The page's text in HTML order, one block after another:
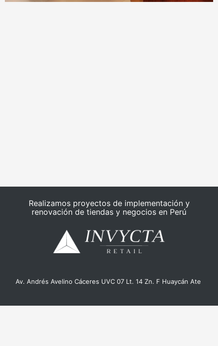
Realizamos proyectos de implementación y
renovación de tiendas y negocios en Perú
Av. Andrés Avelino Cáceres UVC 07 Lt. 14 Zn. F Huaycán Ate